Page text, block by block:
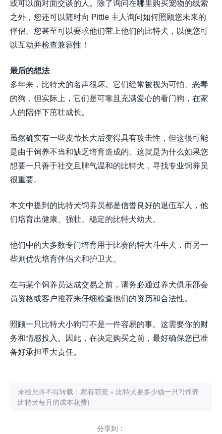
或可以面对面交谈的人。除了询问在哪里购买宠物的线索
之外，您还可以随时向 Pittie 主人询问如何照顾您未来的
伴侣。您甚至可以要求他们带上他们的比特犬，以便您可
以互动并检查兼容性！
最后的想法
多年来，比特犬的名声很坏。它们经常被视为可怕、恶毒
的狗​​，但实际上，它们是可靠且充满爱心的看门狗，在家
人的陪伴下茁壮成长。
虽然确实有一些皮蒂长大后变得具有攻击性，但这很可能
是由于饲养不当和缺乏培育造成的。这就是为什么如果您
想要一只善于社交且脾气温和的比特犬，寻找专业饲养员
很重要。
本文中提到的比特犬饲养员都是信誉良好的退伍军人，他
们培育出健康、强壮、稳定的比特犬幼犬。
他们中的大多数专门培育用于比赛的特大斗牛犬，而另一
些则优先培育伴侣犬和护卫犬。
在与某个饲养员达成交易之前，请务必通过养犬俱乐部会
员资格或客户推荐来仔细检查他们的资历和合法性。
照顾一只比特犬小狗可不是一件容易的事。这需要你的财
务和情感投入。因此，在决定购买之前，最好确保您已准
备好承担重大责任。
未经允许不得转载： 家有萌宠 » 比特犬要多少钱一只?(饲养
比特犬每月的成本花费)
分享到：